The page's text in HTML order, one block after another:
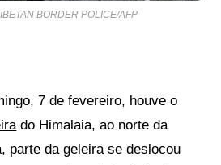
BORDER POLICE/AFP
7 de fevereiro, houve o
do Himalaia, ao norte da
parte da geleira se deslocou